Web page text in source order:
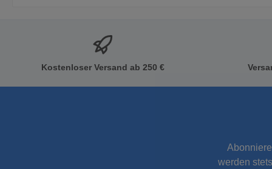
Kostenloser Versand ab 250 €
werden